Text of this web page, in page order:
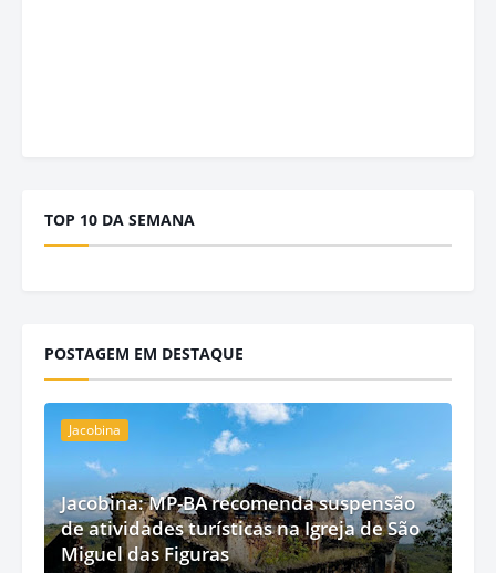
TOP 10 DA SEMANA
POSTAGEM EM DESTAQUE
Jacobina
Jacobina: MP-BA recomenda suspensão
de atividades turísticas na Igreja de São
Miguel das Figuras